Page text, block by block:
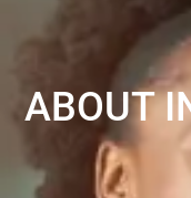
ABOUT